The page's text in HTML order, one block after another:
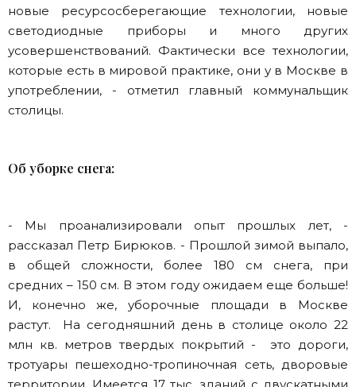
новые ресурсосберегающие технологии, новые
светодиодные приборы и много других
усовершенствований. Фактически все технологии,
которые есть в мировой практике, они у в Москве в
употреблении, - отметил главный коммунальщик
столицы.
Об уборке снега:
- Мы проанализировали опыт прошлых лет, -
рассказал Петр Бирюков. - Прошлой зимой выпало,
в общей сложности, более 180 см снега, при
средних – 150 см. В этом году ожидаем еще больше!
И, конечно же, уборочные площади в Москве
растут. На сегодняшний день в столице около 22
млн кв. метров твердых покрытий - это дороги,
тротуары пешеходно-тропиночная сеть, дворовые